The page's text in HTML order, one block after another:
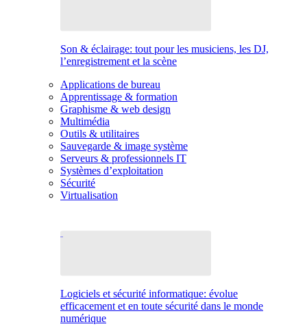
Son & éclairage: tout pour les musiciens, les DJ,
l’enregistrement et la scène
Applications de bureau
Apprentissage & formation
Graphisme & web design
Multimédia
Outils & utilitaires
Sauvegarde & image système
Serveurs & professionnels IT
Systèmes d’exploitation
Sécurité
Virtualisation
Logiciels et sécurité informatique: évolue
efficacement et en toute sécurité dans le monde
numérique